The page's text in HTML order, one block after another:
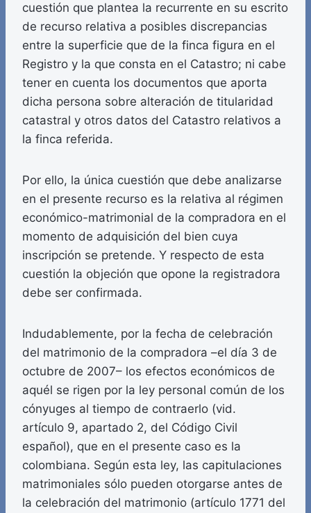
cuestión que plantea la recurrente en su escrito
de recurso relativa a posibles discrepancias
entre la superficie que de la finca figura en el
Registro y la que consta en el Catastro; ni cabe
tener en cuenta los documentos que aporta
dicha persona sobre alteración de titularidad
catastral y otros datos del Catastro relativos a
la finca referida.
Por ello, la única cuestión que debe analizarse
en el presente recurso es la relativa al régimen
económico-matrimonial de la compradora en el
momento de adquisición del bien cuya
inscripción se pretende. Y respecto de esta
cuestión la objeción que opone la registradora
debe ser confirmada.
Indudablemente, por la fecha de celebración
del matrimonio de la compradora –el día 3 de
octubre de 2007– los efectos económicos de
aquél se rigen por la ley personal común de los
cónyuges al tiempo de contraerlo (vid.
artículo 9, apartado 2, del Código Civil
español), que en el presente caso es la
colombiana. Según esta ley, las capitulaciones
matrimoniales sólo pueden otorgarse antes de
la celebración del matrimonio (artículo 1771 del